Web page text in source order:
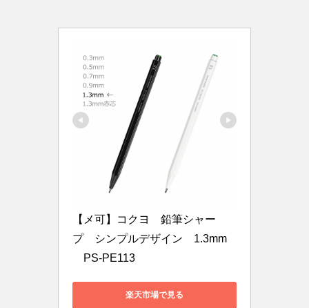
【メ可】コクヨ　鉛筆シャー
プ　シンプルデザイン　1.3mm
PS-PE113
楽天市場で見る